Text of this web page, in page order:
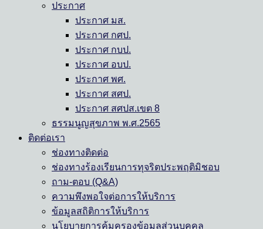
ประกาศ
ประกาศ มส.
ประกาศ กศป.
ประกาศ กบป.
ประกาศ อบป.
ประกาศ พศ.
ประกาศ สศป.
ประกาศ สศปส.เขต 8
ธรรมนูญสุขภาพ พ.ศ.2565
ติดต่อเรา
ช่องทางติดต่อ
ช่องทางร้องเรียนการทุจริตประพฤติมิชอบ
ถาม-ตอบ (Q&A)
ความพึงพอใจต่อการให้บริการ
ข้อมูลสถิติการให้บริการ
นโยบายการคุ้มครองข้อมูลส่วนบุคคล